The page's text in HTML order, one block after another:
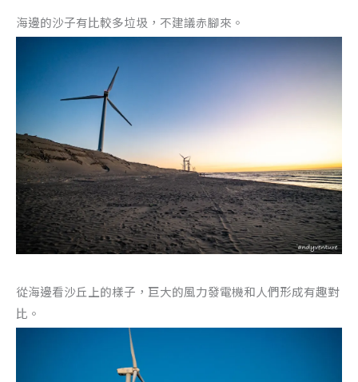
海邊的沙子有比較多垃圾，不建議赤腳來。
從海邊看沙丘上的樣子，巨大的風力發電機和人們形成有趣對
比。